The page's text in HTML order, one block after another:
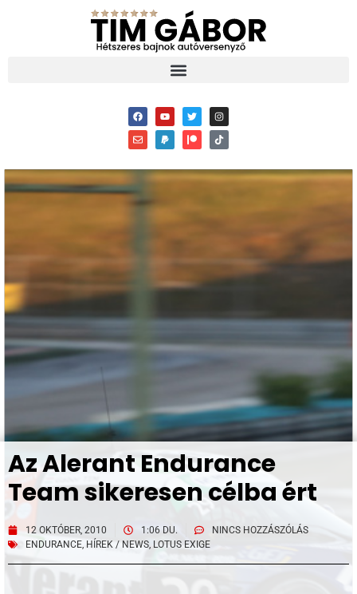
Az Alerant Endurance
Team sikeresen célba ért
12 OKTÓBER, 2010 1:06 DU.
NINCS HOZZÁSZÓLÁS
ENDURANCE, HÍREK / NEWS, LOTUS EXIGE